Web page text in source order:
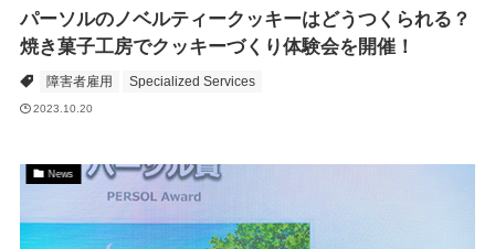
パーソルのノベルティークッキーはどうつくられる？
焼き菓子工房でクッキーづくり体験会を開催！
障害者雇用 Specialized Services
2023.10.20
News